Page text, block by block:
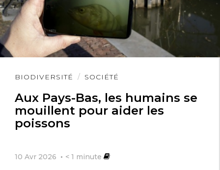
BIODIVERSITÉ SOCIÉTÉ
Aux Pays-Bas, les humains se
mouillent pour aider les
poissons
10 Avr 2026 < 1 minute
Lire